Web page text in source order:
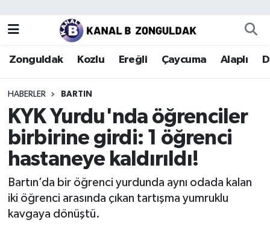
Zonguldak Kozlu Ereğli Çaycuma Alaplı
HABERLER BARTIN
KYK Yurdu'nda öğrenciler
birbirine girdi: 1 öğrenci
hastaneye kaldırıldı!
Bartın’da bir öğrenci yurdunda aynı odada kalan
iki öğrenci arasında çıkan tartışma yumruklu
kavgaya dönüştü.
Zonguldak
Kozlu
Ereğli
Çaycuma
Alaplı
Devrek
Zonguldak Nöbetçi Eczaneler
Zonguldak Hava Durumu
Zonguldak Trafik Yoğunluk Haritası
Puan Durumu ve Fikstür
Tüm Manşetler
Son Dakika Haberleri